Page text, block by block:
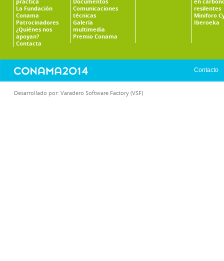
La Fundación
Conama
Patrocinadores
¿Quiénes nos
apoyan?
Contacta
Comunicaciones
técnicas
Galería
multimedia
Premio Conama
resilentes
Miniforo
Iberoeka
Contacto
Desarrollado por: Varadero Software Factory (VSF)